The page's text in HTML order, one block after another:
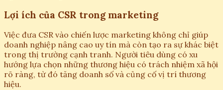
Lợi ích của CSR trong marketing
Việc đưa CSR vào chiến lược marketing không chỉ giúp
doanh nghiệp nâng cao uy tín mà còn tạo ra sự khác biệt
trong thị trường cạnh tranh. Người tiêu dùng có xu
hướng lựa chọn những thương hiệu có trách nhiệm xã hội
rõ ràng, từ đó tăng doanh số và củng cố vị trí thương
hiệu.